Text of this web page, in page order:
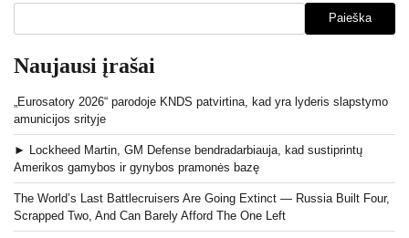
Paieška
Naujausi įrašai
„Eurosatory 2026“ parodoje KNDS patvirtina, kad yra lyderis slapstymo
amunicijos srityje
► Lockheed Martin, GM Defense bendradarbiauja, kad sustiprintų
Amerikos gamybos ir gynybos pramonės bazę
The World’s Last Battlecruisers Are Going Extinct — Russia Built Four,
Scrapped Two, And Can Barely Afford The One Left